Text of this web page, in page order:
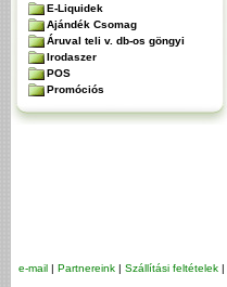
E-Liquidek
Ajándék Csomag
Áruval teli v. db-os göngyi
Irodaszer
POS
Promóciós
e-mail| Partnereink| Szállítási feltételek|